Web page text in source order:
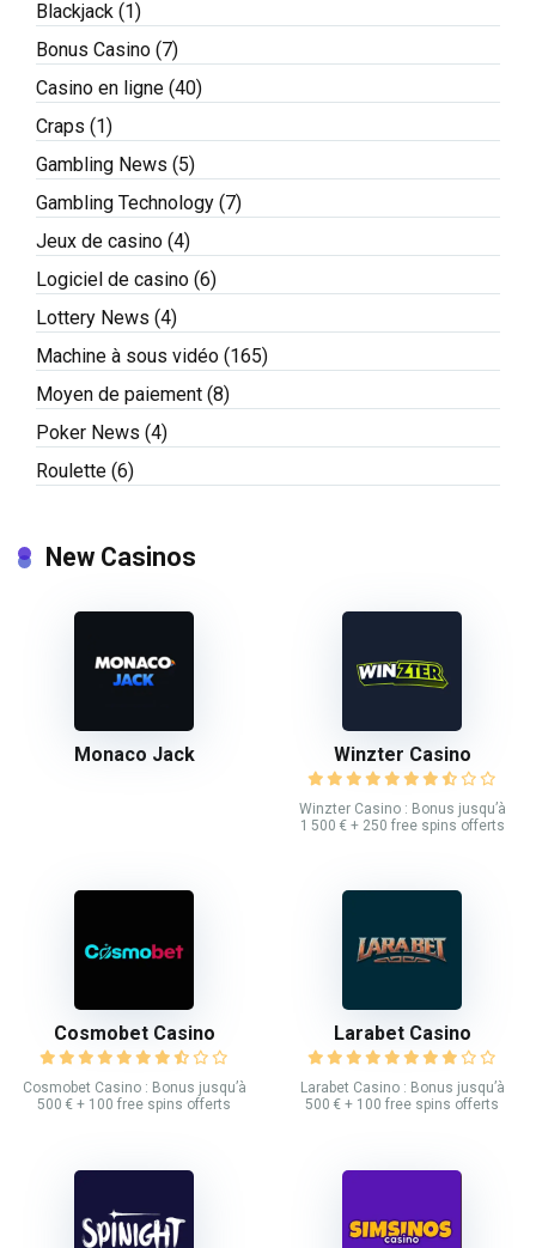
Blackjack (1)
Bonus Casino (7)
Casino en ligne (40)
Craps (1)
Gambling News (5)
Gambling Technology (7)
Jeux de casino (4)
Logiciel de casino (6)
Lottery News (4)
Machine à sous vidéo (165)
Moyen de paiement (8)
Poker News (4)
Roulette (6)
New Casinos
Monaco Jack Winzter Casino
Winzter Casino : Bonus jusqu’à
1 500 € + 250 free spins offerts
Cosmobet Casino
Cosmobet Casino : Bonus jusqu’à
500 € + 100 free spins offerts
Larabet Casino
Larabet Casino : Bonus jusqu’à
500 € + 100 free spins offerts